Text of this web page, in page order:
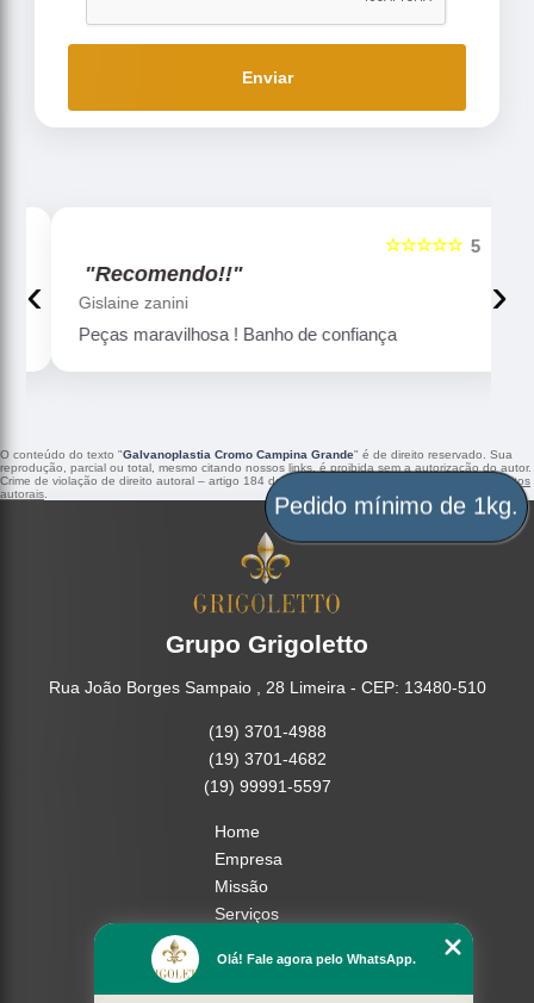
Enviar
5
☆☆☆☆☆
"Recomendo!!"
Gislaine zanini
Peças maravilhosa ! Banho de confiança
‹ ›
O conteúdo do texto "Galvanoplastia Cromo Campina Grande" é de direito reservado. Sua
reprodução, parcial ou total, mesmo citando nossos links, é proibida sem a autorização do autor.
Crime de violação de direito autoral – artigo 184 do Código Penal –
Lei 9610/98 - Lei de direitos
autorais
Grupo Grigoletto
Rua João Borges Sampaio , 28 Limeira - CEP: 13480-510
(19) 3701-4988
(19) 3701-4682
(19) 99991-5597
Home
Empresa
Missão
Serviços
Mapa do site
Mais Serviços
Olá! Fale agora pelo WhatsApp.
Pedido mínimo de 1kg.